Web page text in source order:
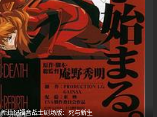
新世纪福音战士剧场版：死与新生